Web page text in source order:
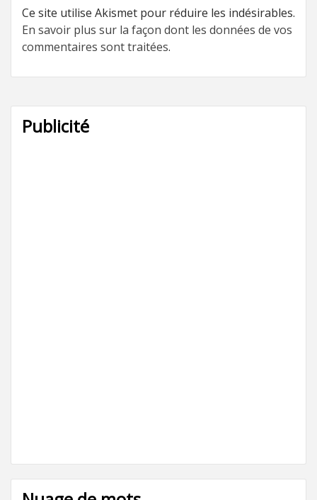
Ce site utilise Akismet pour réduire les indésirables.
En savoir plus sur la façon dont les données de vos
commentaires sont traitées.
Publicité